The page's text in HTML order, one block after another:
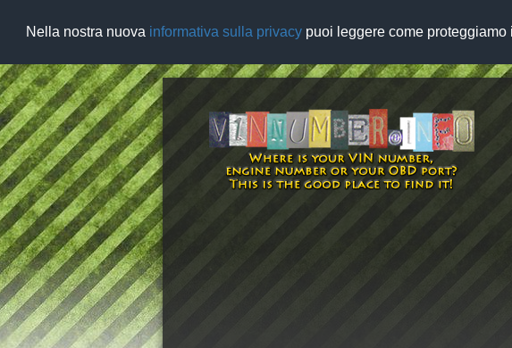
Nella nostra nuova informativa sulla privacypuoi leggere come proteggiamo